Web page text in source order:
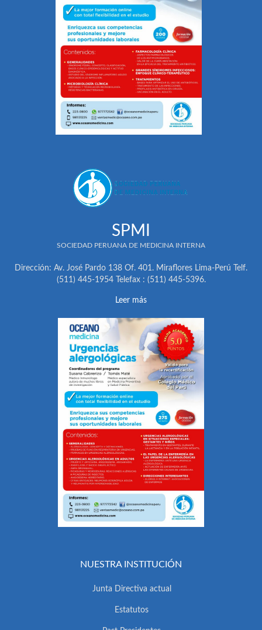
SPMI
SOCIEDAD PERUANA DE MEDICINA INTERNA
Dirección: Av. José Pardo 138 Of. 401. Miraflores Lima-Perú Telf.
(511) 445-1954 Telefax : (511) 445-5396.
Leer más
NUESTRA INSTITUCIÓN
Junta Directiva actual
Estatutos